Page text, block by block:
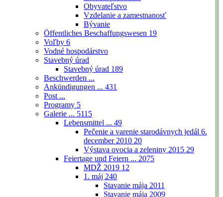
Obyvateľstvo
Vzdelanie a zamestnanosť
Bývanie
Öffentliches Beschaffungswesen 19
Voľby 6
Vodné hospodárstvo
Stavebný úrad
Stavebný úrad 189
Beschwerden ...
Ankündigungen ... 431
Post ...
Programy 5
Galerie ... 5115
Lebensmittel ... 49
Pečenie a varenie starodávnych jedál 6.
december 2010 20
Výstava ovocia a zeleniny 2015 29
Feiertage und Feiern ... 2075
MDŽ 2019 12
1. máj 240
Stavanie mája 2011
Stavanie mája 2009